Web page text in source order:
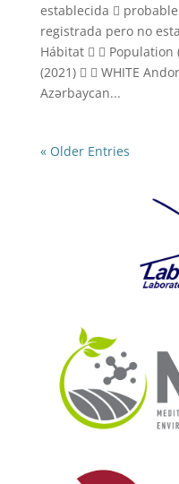
establecida 
registrada pero no
Hábitat   Population
(2021)   WHITE
Azərbaycan...
« Older Entries